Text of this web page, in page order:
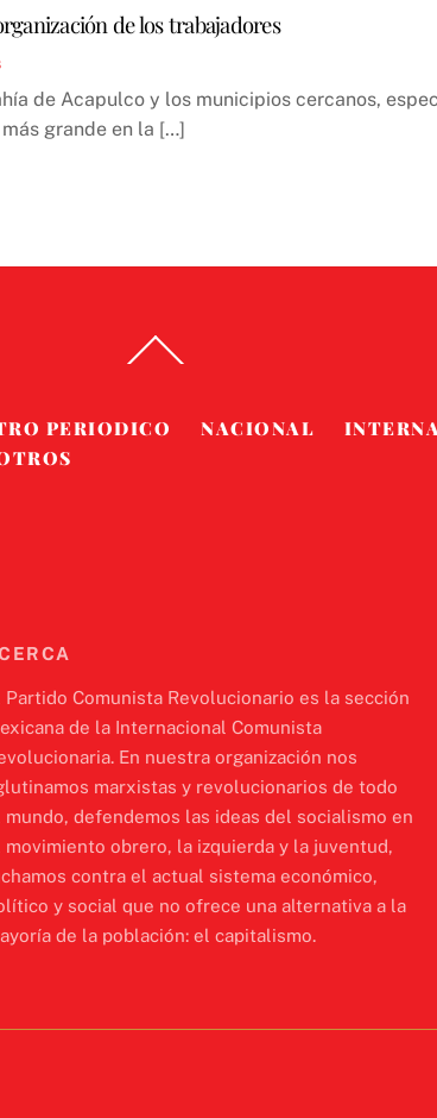
de los trabajadores
de Acapulco y los municipios cercanos,
grande en la […]
To
PERIODICO NACIONAL
Partido Comunista Revolucionario es la sección
de la Internacional Comunista
En nuestra organización nos
marxistas y revolucionarios de todo
mundo, defendemos las ideas del socialismo en
movimiento obrero, la izquierda y la juventud,
contra el actual sistema económico,
y social que no ofrece una alternativa a la
de la población: el capitalismo.